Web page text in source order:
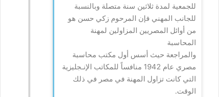
للجمعية لمدة ثلاثين سنة متصلة وبالنسبة
للجانب المهني فإن المرحوم زكي حسن هو
من أوائل المصريين المزاولين لمهنة
المحاسبة
والمراجعة حيث أسس أول مكتب محاسبة
مصري عام 1942 منافساً للمكاتب الإنـجليزية
التي كانت تزاول المهنة في مصر في ذلك
الوقت.